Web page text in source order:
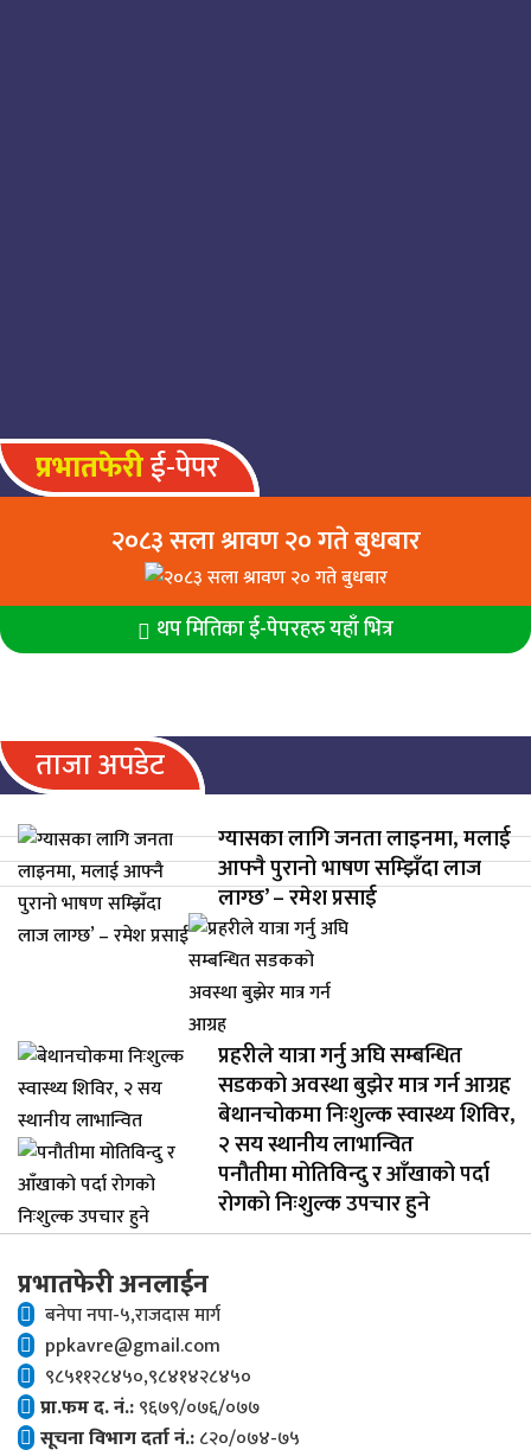
प्रभातफेरीई-पेपर
२०८३ सला श्रावण २० गते बुधबार
थप मितिका ई-पेपरहरु यहाँ भित्र
ताजा अपडेट
ग्यासका लागि जनता लाइनमा, मलाई
आफ्नै पुरानो भाषण सम्झिँदा लाज
लाग्छ’ – रमेश प्रसाई
प्रहरीले यात्रा गर्नु अघि सम्बन्धित
सडकको अवस्था बुझेर मात्र गर्न आग्रह
बेथानचोकमा निःशुल्क स्वास्थ्य शिविर,
२ सय स्थानीय लाभान्वित
पनौतीमा मोतिविन्दु र आँखाको पर्दा
रोगको निःशुल्क उपचार हुने
प्रभातफेरी अनलाईन
बनेपा नपा-५,राजदास मार्ग
ppkavre@gmail.com
९८५११२८४५०,९८४१४२८४५०
प्रा.फम द. नं.:९६७९/०७६/०७७
सूचना विभाग दर्ता नं.:८२०/०७४-७५